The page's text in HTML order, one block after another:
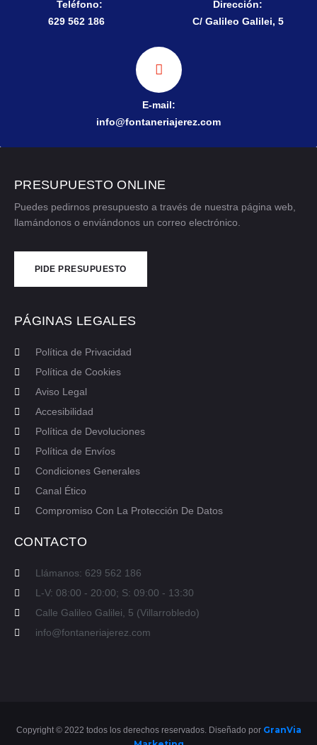
Teléfono:
629 562 186
Dirección:
C/ Galileo Galilei, 5
E-mail:
info@fontaneriajerez.com
PRESUPUESTO ONLINE
Puedes pedirnos presupuesto a través de nuestra página web,
llamándonos o enviándonos un correo electrónico.
PIDE PRESUPUESTO
PÁGINAS LEGALES
Política de Privacidad
Política de Cookies
Aviso Legal
Accesibilidad
Política de Devoluciones
Política de Envíos
Condiciones Generales
Canal Ético
Compromiso Con La Protección De Datos
CONTACTO
Llámanos: 629 562 186
L-V: 08:00 - 20:00; S: 09:00 - 13:30
Calle Galileo Galilei, 5 (Villarrobledo)
info@fontaneriajerez.com
Copyright © 2022 todos los derechos reservados. Diseñado por GranVia